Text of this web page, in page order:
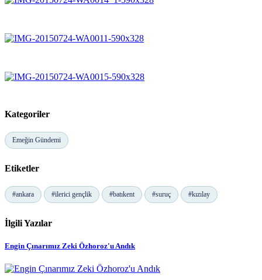
Kategoriler
Emeğin Gündemi
Etiketler
#ankara #ilerici gençlik #batıkent #suruç #kızılay
İlgili Yazılar
Engin Çınarımız Zeki Özhoroz'u Andık